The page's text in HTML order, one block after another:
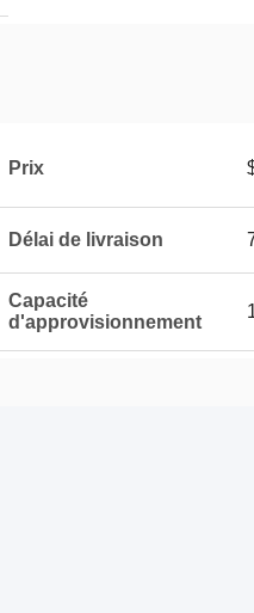
Prix
Délai de livraison
Capacité
d'approvisionnement